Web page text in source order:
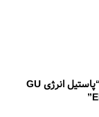
اولین نفری باشید که دیدگاهی را ارسال می کنید برای “پاستیل انرژی GU